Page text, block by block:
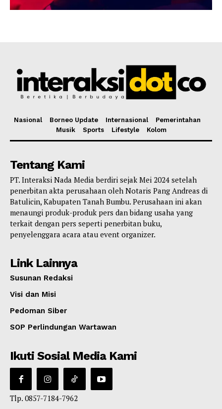
Nasional Borneo Update Internasional
Pemerintahan
Musik
Sports Lifestyle Kolom
Tentang Kami
PT. Interaksi Nada Media berdiri sejak Mei 2024 setelah
penerbitan akta perusahaan oleh Notaris Pang Andreas di
Batulicin, Kabupaten Tanah Bumbu. Perusahaan ini akan
menaungi produk-produk pers dan bidang usaha yang
terkait dengan pers seperti penerbitan buku,
penyelenggara acara atau event organizer.
Link Lainnya
Susunan Redaksi
Visi dan Misi
Pedoman Siber
SOP Perlindungan Wartawan
Ikuti Sosial Media Kami
Tlp. 0857-7184-7962